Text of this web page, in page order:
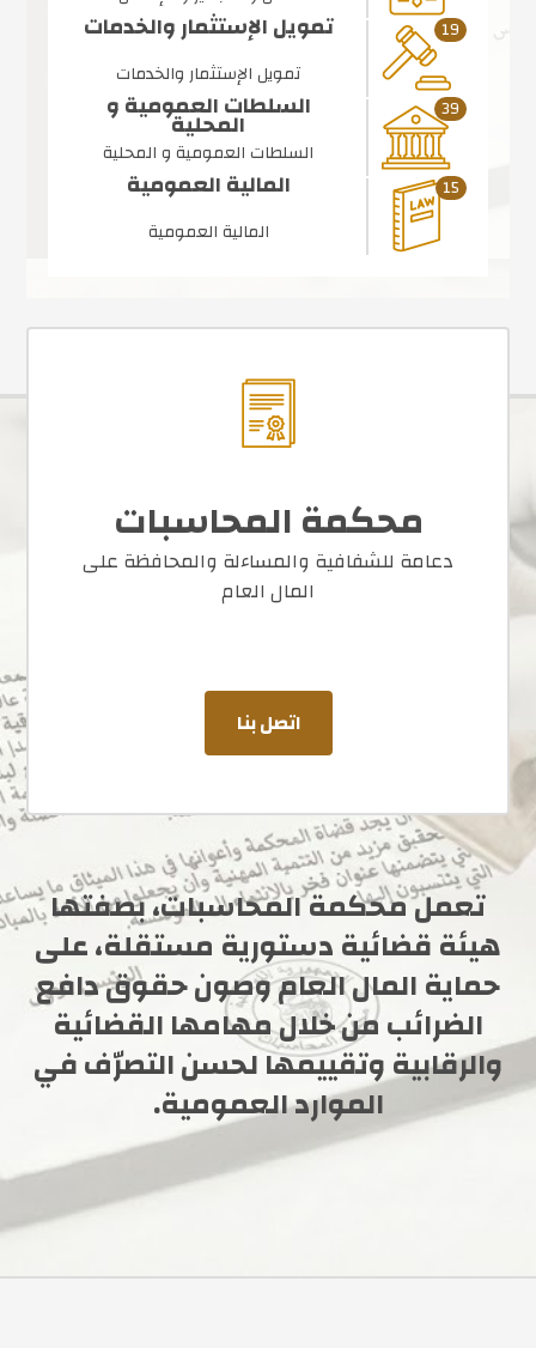
19 تمويل الإستثمار والخدمات
تمويل الإستثمار والخدمات
39 السلطات العمومية و
المحلية
السلطات العمومية و المحلية
15 المالية العمومية
المالية العمومية
محكمة المحاسبات
دعامة للشفافية والمساءلة والمحافظة على
المال العام
اتصل بنا
تعمل محكمة المحاسبات، بصفتها
هيئة قضائية دستورية مستقلة، على
حماية المال العام وصون حقوق دافع
الضرائب من خلال مهامها القضائية
والرقابية وتقييمها لحسن التصرّف في
الموارد العمومية.